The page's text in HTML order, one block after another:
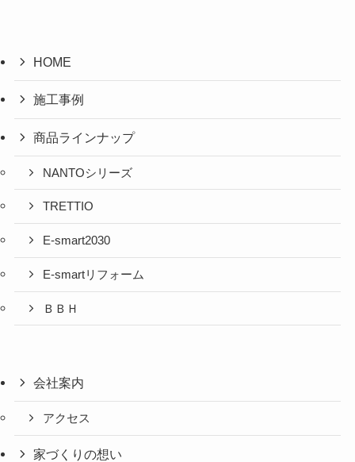
HOME
施工事例
商品ラインナップ
NANTOシリーズ
TRETTIO
E-smart2030
E-smartリフォーム
ＢＢＨ
会社案内
アクセス
家づくりの想い